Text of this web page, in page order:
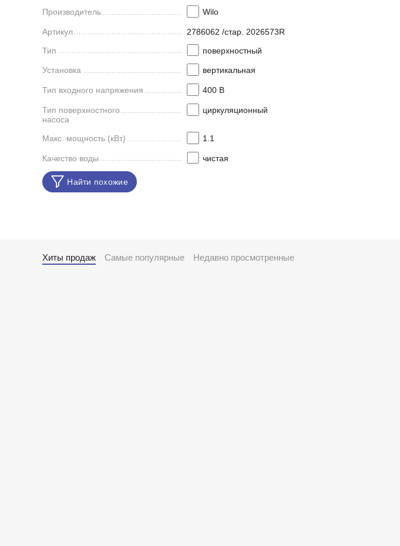
Производитель Wilo
Артикул
2786062 /стар. 2026573R
Тип
поверхностный
Установка вертикальная
Тип входного напряжения 400 В
Тип поверхностного
насоса
циркуляционный
Макс. мощность (кВт) 1.1
Качество воды чистая
Найти похожие
Хиты продаж Самые популярные Недавно просмотренные